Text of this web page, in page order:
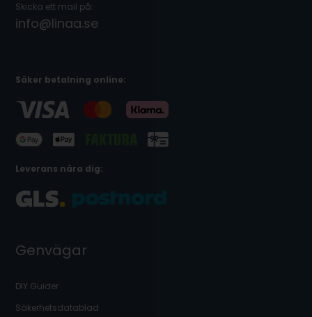
Skicka ett mail på:
info@linaa.se
Säker betalning online:
Leverans nära dig:
Genvägar
DIY Guider
Säkerhetsdatablad